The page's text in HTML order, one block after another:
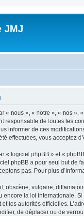
JMJ
« nous », « notre », « nos
responsable de toutes les
informer de ces
effectuées, vous acceptez
« logiciel phpBB » et «
phpBB a pour seul but de
pas. Pour plus
obscène, vulgaire,
la loi internationale.
les autorités officielles.
de déplacer ou de